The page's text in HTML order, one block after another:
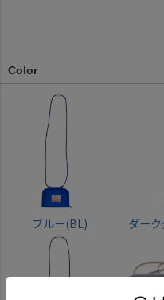
Color
ブルー(BL) ダー